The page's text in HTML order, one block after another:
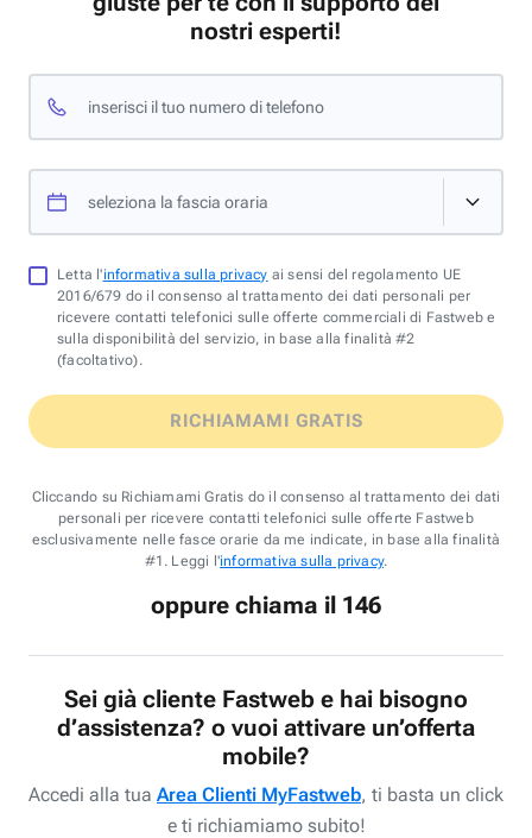
nostri esperti!
inserisci il tuo numero di telefono
seleziona la fascia oraria
Letta l'informativa sulla privacy ai sensi del regolamento UE
2016/679 do il consenso al trattamento dei dati personali per
ricevere contatti telefonici sulle offerte commerciali di Fastweb e
sulla disponibilità del servizio, in base alla finalità #2
(facoltativo).
RICHIAMAMI GRATIS
Cliccando su Richiamami Gratis do il consenso al trattamento dei dati
personali per ricevere contatti telefonici sulle offerte Fastweb
esclusivamente nelle fasce orarie da me indicate, in base alla finalità
#1. Leggi l'informativa sulla privacy.
oppure chiama il 146
Sei già cliente Fastweb e hai bisogno
d’assistenza? o vuoi attivare un’offerta
mobile?
Accedi alla tua Area Clienti MyFastweb, ti basta un click
e ti richiamiamo subito!